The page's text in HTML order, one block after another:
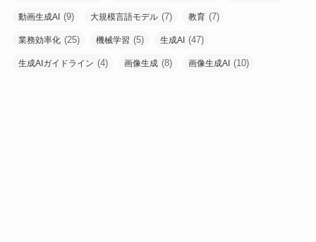
動画生成AI (9) 大規模言語モデル (7) 教育 (7)
業務効率化 (25) 機械学習 (5) 生成AI (47)
生成AIガイドライン (4) 画像生成 (8) 画像生成AI (10)